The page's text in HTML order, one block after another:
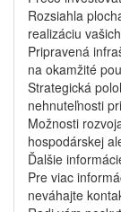
Rozsiahla
realizáciu
Pripravená
na okamžité
Strategická
nehnuteľnosti
Možnosti
hospodárskej
Ďalšie
Pre viac
neváhajte